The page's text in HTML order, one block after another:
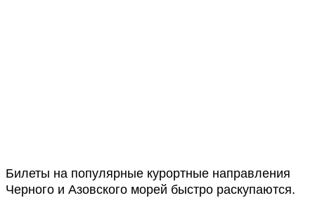
Билеты на популярные курортные направления
Черного и Азовского морей быстро раскупаются.